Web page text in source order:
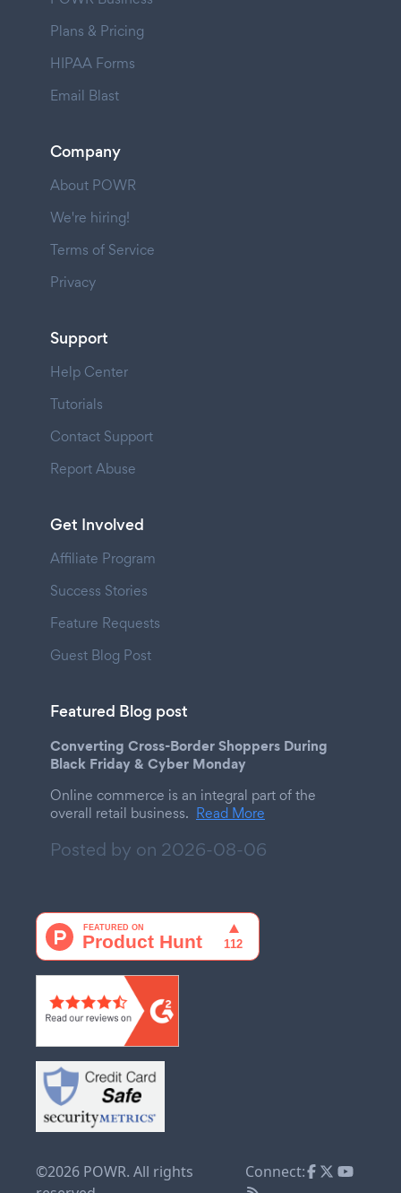
Plans & Pricing
HIPAA Forms
Email Blast
Company
About POWR
We're hiring!
Terms of Service
Privacy
Support
Help Center
Tutorials
Contact Support
Report Abuse
Get Involved
Affiliate Program
Success Stories
Feature Requests
Guest Blog Post
Featured Blog post
Converting Cross-Border Shoppers During
Black Friday & Cyber Monday
Online commerce is an integral part of the
overall retail business. Read More
Posted by on 2026-08-06
©2026 POWR. All rights
Connect: